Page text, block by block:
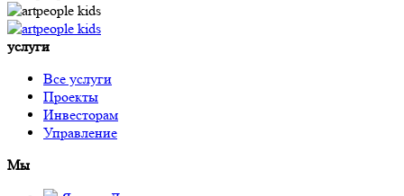
услуги
Все услуги
Проекты
Инвесторам
Управление
Мы